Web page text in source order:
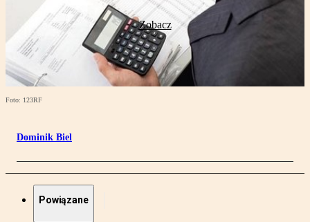
Zobacz
Foto: 123RF
Dominik Biel
Powiązane